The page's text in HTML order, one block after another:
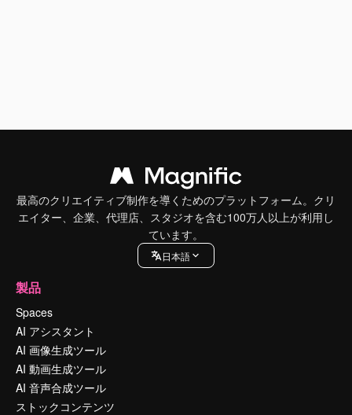
最高のクリエイティブ制作を導くためのプラットフォーム。クリ
エイター、企業、代理店、スタジオを含む100万人以上が利用し
ています。
日本語
製品
Spaces
AI アシスタント
AI 画像生成ツール
AI 動画生成ツール
AI 音声合成ツール
ストックコンテンツ